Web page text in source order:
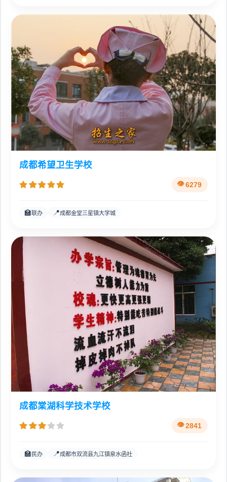
成都希望卫生学校
6279
🏫联办 📍成都金堂三星镇大学城
成都棠湖科学技术学校
2841
🏫 民办 📍成都市双流县九江镇泉水函社